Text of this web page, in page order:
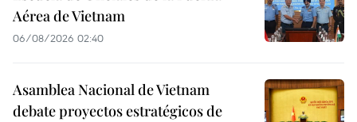
Aérea de Vietnam
06/08/2026 02:40
Asamblea Nacional de Vietnam
debate proyectos estratégicos de